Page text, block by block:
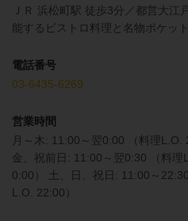
ＪＲ 浜松町駅 徒歩3分／都営大江
能するビストロ料理と名物ポケッ
電話番号
03-6435-6269
営業時間
月～木: 11:00～翌0:00 （料理L.O.
金、祝前日: 11:00～翌0:30 （料
0:00） 土、日、祝日: 11:00～
L.O. 22:00）